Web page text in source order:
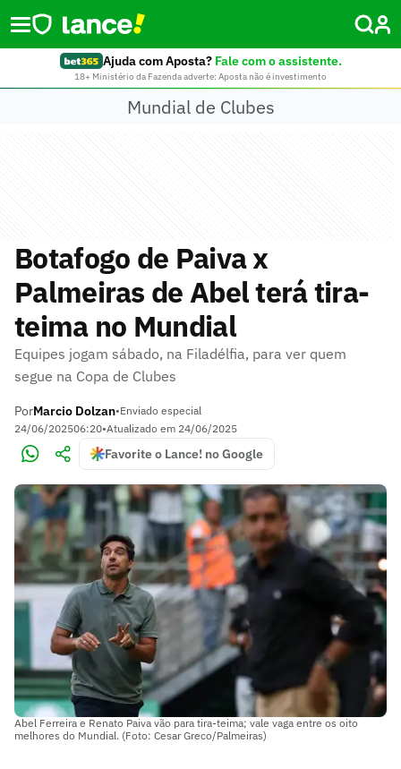
Ajuda com Aposta? Fale com o assistente.
18+ Ministério da Fazenda adverte: Aposta não é investimento
Mundial de Clubes
Botafogo de Paiva x
Palmeiras de Abel terá tira-
teima no Mundial
Equipes jogam sábado, na Filadélfia, para ver quem
segue na Copa de Clubes
PorMarcio Dolzan•Enviado especial
24/06/202506:20•Atualizado em 24/06/2025
Favorite o Lance! no Google
Abel Ferreira e Renato Paiva vão para tira-teima; vale vaga entre os oito
melhores do Mundial. (Foto: Cesar Greco/Palmeiras)